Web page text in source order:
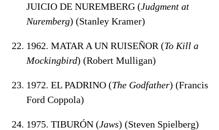
JUICIO DE NUREMBERG (Judgment at
Nuremberg) (Stanley Kramer)
1962. MATAR A UN RUISEÑOR (To Kill a
Mockingbird) (Robert Mulligan)
1972. EL PADRINO (The Godfather) (Francis
Ford Coppola)
1975. TIBURÓN (Jaws) (Steven Spielberg)